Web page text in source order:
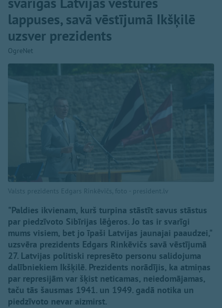
lappuses, savā vēstījumā Ikšķilē
uzsver prezidents
OgreNet
Valsts prezidents Edgars Rinkēvičs, foto - president.lv
"Paldies ikvienam, kurš turpina stāstīt savus stāstus
par piedzīvoto Sibīrijas lēģeros. Jo tas ir svarīgi
mums visiem, bet jo īpaši Latvijas jaunajai paaudzei,"
uzsvēra prezidents Edgars Rinkēvičs savā vēstījumā
27. Latvijas politiski represēto personu salidojuma
dalībniekiem Ikšķilē. Prezidents norādījis, ka atmiņas
par represijām var šķist neticamas, neiedomājamas,
taču tās šausmas 1941. un 1949. gadā notika un
piedzīvoto nevar aizmirst.